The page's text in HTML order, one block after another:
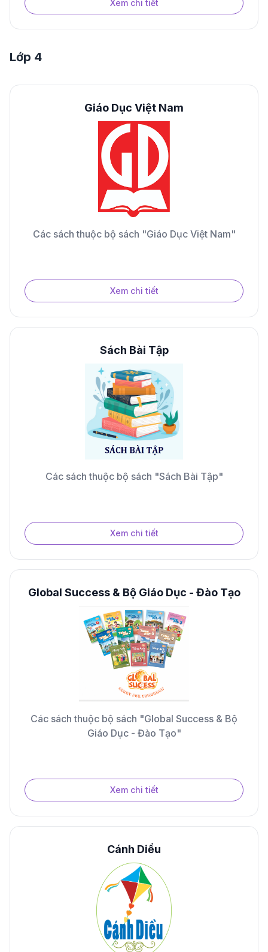
Xem chi tiết
Lớp 4
Giáo Dục Việt Nam
Các sách thuộc bộ sách "Giáo Dục Việt Nam"
Xem chi tiết
Sách Bài Tập
Các sách thuộc bộ sách "Sách Bài Tập"
Xem chi tiết
Global Success & Bộ Giáo Dục - Đào Tạo
Các sách thuộc bộ sách "Global Success & Bộ
Giáo Dục - Đào Tạo"
Xem chi tiết
Cánh Diều